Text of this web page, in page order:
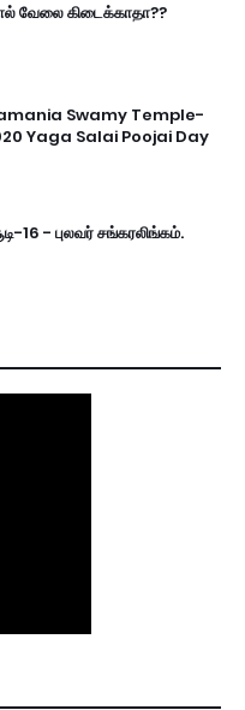
வேலை கிடைக்காதா??
Swamy Temple-
Yaga Salai Poojai Day
16 - புலவர் சங்கரலிங்கம்.